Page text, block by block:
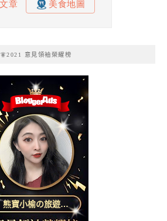
🧚2021 意見領袖榮耀榜
熊寶小榆の旅遊日
記